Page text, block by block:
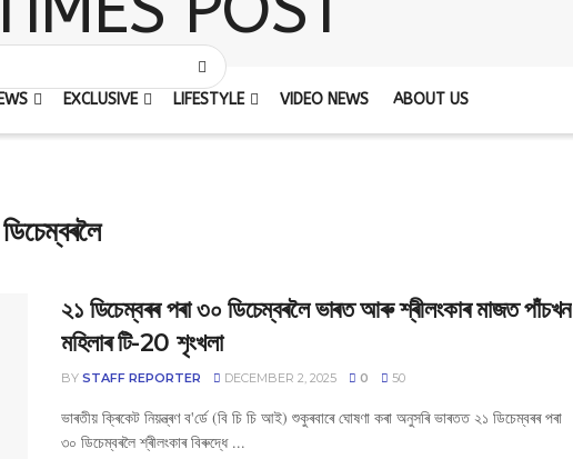
EXCLUSIVE LIFESTYLE VIDEO NEWS ABOUT US
২১ ডিচেম্বৰৰ পৰা ৩০ ডিচেম্বৰলৈ ভাৰত আৰু শ্ৰীলংকাৰ মাজত পাঁচখন
মহিলাৰ টি-20 শৃংখলা
BY STAFF REPORTER DECEMBER 2, 2025 0 50
ভাৰতীয় ক্ৰিকেট নিয়ন্ত্ৰণ ব'ৰ্ডে (বি চি চি আই) শুকুৰবাৰে ঘোষণা কৰা অনুসৰি ভাৰতত ২১ ডিচেম্বৰৰ পৰা
৩০ ডিচেম্বৰলৈ শ্ৰীলংকাৰ বিৰুদ্ধে ...